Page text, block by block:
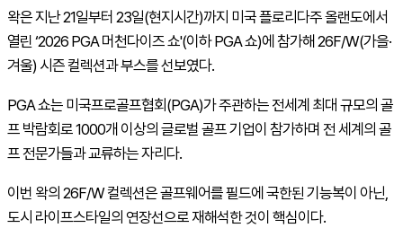
왁은 지난 21일부터 23일(현지시간)까지 미국 플로리다주 올랜도에서
열린 ‘2026 PGA머천다이즈 쇼'(이하PGA쇼)에 참가해 26F/W(가을·
겨울) 시즌 컬렉션과 부스를 선보였다.
PGA쇼는 미국프로골프협회(PGA)가 주관하는 전세계 최대 규모의 골
프 박람회로 1000개 이상의 글로벌 골프 기업이 참가하며 전 세계의 골
프 전문가들과 교류하는 자리다.
이번 왁의 26F/W컬렉션은 골프웨어를 필드에 국한된 기능복이 아닌,
도시 라이프스타일의 연장선으로 재해석한 것이 핵심이다.